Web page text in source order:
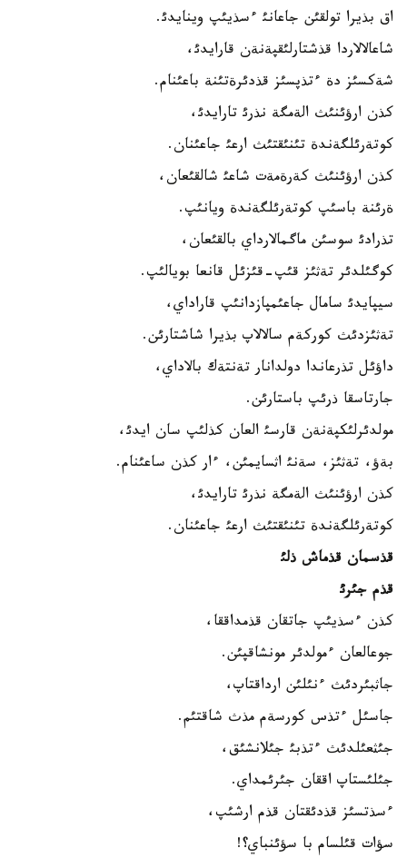
اق بذيرا تولقئن جاعانئ ءسذيئپ وينايدئ.
شاعالالاردا قذشتارلئقپةنةن قارايدئ،
شةكسئز دة ءتذپسئز قذدئرةتئنة باعئنام.
كذن ارؤئنئث الةمگة نذرئ تارايدئ،
كوتةرئلگةندة تئنئقتئث ارعئ جاعئنان.
كذن ارؤئنئث كةرةمةت شاعئ شالقئعان،
ةرئنة باسئپ كوتةرئلگةندة ويانئپ.
تذرادئ سوسئن ماگمالارداي بالقئعان،
كوگئلدئر تةثئز قئپ-قئزئل قانعا بويالئپ.
سيپايدئ سامال جاعئمپازدانئپ قاراداي،
تةثئزدئث كوركةم سالالاپ بذيرا شاشتارئن.
داؤئل تذرعاندا دولدانار تةنتةك بالاداي،
جارتاسقا ذرئپ باستارئن.
مولدئرلئكپةنةن قارسئ العان كذلئپ سان ايدئ،
بةؤ، تةثئز، سةنئ اثسايمئن، ءار كذن ساعئنام.
كذن ارؤئنئث الةمگة نذرئ تارايدئ،
كوتةرئلگةندة تئنئقتئث ارعئ جاعئنان.
قذسمان قذماش ذلئ
قذم جئرئ
كذن ءسذيئپ جاتقان قذمداققا،
جوعالعان ءمولدئر مونشاقپئن.
جاثبئردئث ءنئلئن ارداقتاپ،
جاسئل ءتذس كورسةم مذث شاقتئم.
جئثعئلدئث ءتذبئ جئلانشئق،
جئلئستاپ اققان جئرئمداي.
ءسذتسئز قذدئقتان قذم ارشئپ،
سؤات قئلسام با سؤئنباي؟!